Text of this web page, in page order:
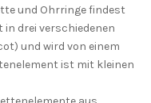
und Ohrringe findest
in drei verschiedenen
und wird von einem
ist mit kleinen